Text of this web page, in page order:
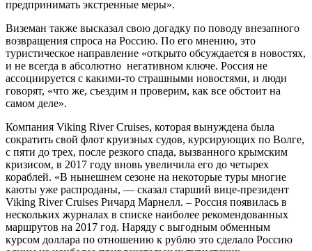
предпринимать экстренные меры».
Виземан также высказал свою догадку по поводу внезапного
возвращения спроса на Россию. По его мнению, это
туристическое направление «открыто обсуждается в новостях,
и не всегда в абсолютно негативном ключе. Россия не
ассоциируется с какими-то страшными новостями, и люди
говорят, «что же, съездим и проверим, как все обстоит на
самом деле».
Компания Viking River Cruises, которая вынуждена была
сократить свой флот круизных судов, курсирующих по Волге,
с пяти до трех, после резкого спада, вызванного крымским
кризисом, в 2017 году вновь увеличила его до четырех
кораблей. «В нынешнем сезоне на некоторые туры многие
каюты уже распроданы, — сказал старший вице-президент
Viking River Cruises Ричард Марнелл. – Россия появилась в
нескольких журналах в списке наиболее рекомендованных
маршрутов на 2017 год. Наряду с выгодным обменным
курсом доллара по отношению к рублю это сделало Россию